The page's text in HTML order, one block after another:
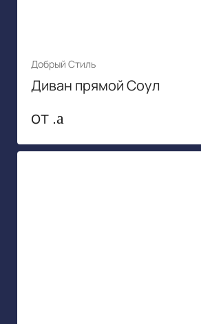
Добрый Стиль
Диван прямой Соул
от .